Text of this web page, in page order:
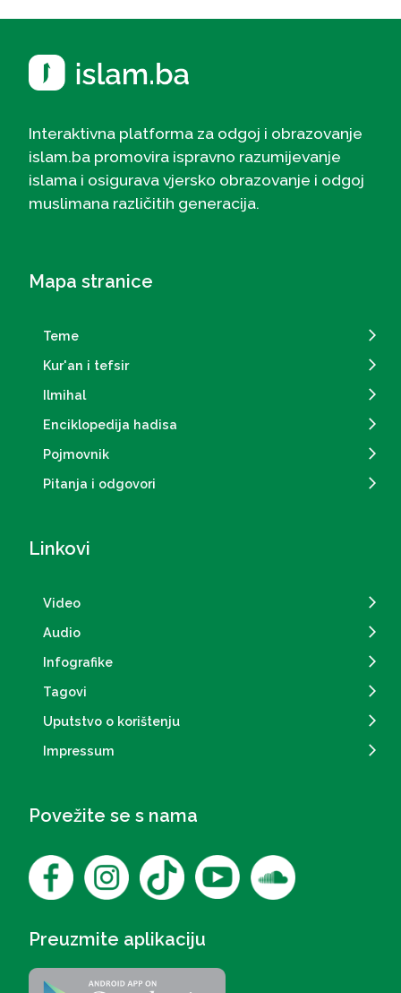
Interaktivna platforma za odgoj i obrazovanje
islam.ba promovira ispravno razumijevanje
islama i osigurava vjersko obrazovanje i odgoj
muslimana različitih generacija.
Mapa stranice
Teme
Kur'an i tefsir
Ilmihal
Enciklopedija hadisa
Pojmovnik
Pitanja i odgovori
Linkovi
Video
Audio
Infografike
Tagovi
Uputstvo o korištenju
Impressum
Povežite se s nama
Preuzmite aplikaciju